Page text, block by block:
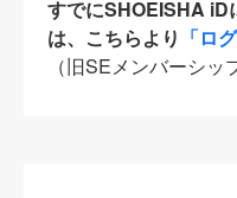
すでにSHOEISHA iD
は、こちらより 「ロ
（旧SEメンバーシッ